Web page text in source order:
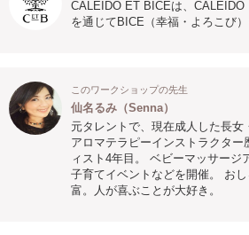
CALEIDO ET BICEは、
を通じてBICE（幸福・よろこび
このワークショップの先生
仙名るみ（Senna）
元タレントで、現在成人した長女
アロマテラピーインストラクター
ィスト4年目。 ベビーマッサージ
子育てイベントなどを開催。 お
富。人が喜ぶことが大好き。